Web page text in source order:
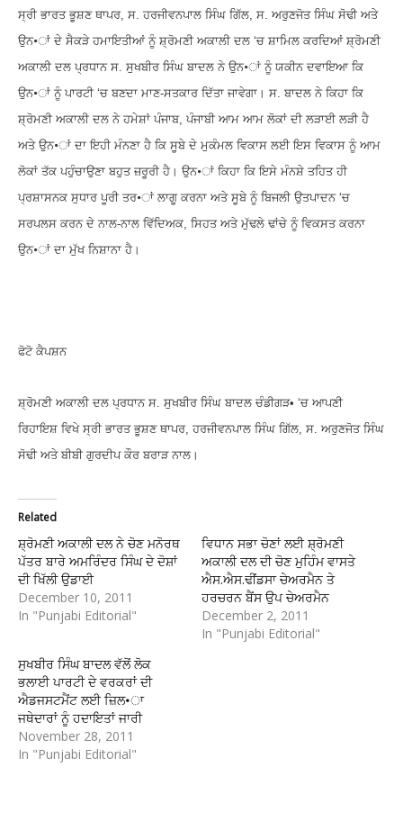
ਸ੍ਰੀ ਭਾਰਤ ਭੂਸ਼ਣ ਥਾਪਰ, ਸ. ਹਰਜੀਵਨਪਾਲ ਸਿੰਘ ਗਿੱਲ, ਸ. ਅਰੁਣਜੋਤ ਸਿੰਘ ਸੋਢੀ ਅਤੇ
ਉਨ•ਾਂ ਦੇ ਸੈਕੜੇ ਹਮਾਇਤੀਆਂ ਨੂੰ ਸ਼੍ਰੋਮਣੀ ਅਕਾਲੀ ਦਲ ‘ਚ ਸ਼ਾਮਿਲ ਕਰਦਿਆਂ ਸ਼੍ਰੋਮਣੀ
ਅਕਾਲੀ ਦਲ ਪ੍ਰਧਾਨ ਸ. ਸੁਖਬੀਰ ਸਿੰਘ ਬਾਦਲ ਨੇ ਉਨ•ਾਂ ਨੂੰ ਯਕੀਨ ਦਵਾਇਆ ਕਿ
ਉਨ•ਾਂ ਨੂੰ ਪਾਰਟੀ ‘ਚ ਬਣਦਾ ਮਾਣ-ਸਤਕਾਰ ਦਿੱਤਾ ਜਾਵੇਗਾ। ਸ. ਬਾਦਲ ਨੇ ਕਿਹਾ ਕਿ
ਸ਼੍ਰੋਮਣੀ ਅਕਾਲੀ ਦਲ ਨੇ ਹਮੇਸ਼ਾਂ ਪੰਜਾਬ, ਪੰਜਾਬੀ ਆਮ ਆਮ ਲੋਕਾਂ ਦੀ ਲੜਾਈ ਲੜੀ ਹੈ
ਅਤੇ ਉਨ•ਾਂ ਦਾ ਇਹੀ ਮੰਨਣਾ ਹੈ ਕਿ ਸੂਬੇ ਦੇ ਮੁਕੰਮਲ ਵਿਕਾਸ ਲਈ ਇਸ ਵਿਕਾਸ ਨੂੰ ਆਮ
ਲੋਕਾਂ ਤੱਕ ਪਹੁੰਚਾਉਣਾ ਬਹੁਤ ਜ਼ਰੂਰੀ ਹੈ। ਉਨ•ਾਂ ਕਿਹਾ ਕਿ ਇਸੇ ਮੰਨਸ਼ੇ ਤਹਿਤ ਹੀ
ਪ੍ਰਸ਼ਾਸਨਕ ਸੁਧਾਰ ਪੂਰੀ ਤਰ•ਾਂ ਲਾਗੂ ਕਰਨਾ ਅਤੇ ਸੂਬੇ ਨੂੰ ਬਿਜਲੀ ਉਤਪਾਦਨ ‘ਚ
ਸਰਪਲਸ ਕਰਨ ਦੇ ਨਾਲ-ਨਾਲ ਵਿੱਦਿਅਕ, ਸਿਹਤ ਅਤੇ ਮੁੱਢਲੇ ਢਾਂਚੇ ਨੂੰ ਵਿਕਸਤ ਕਰਨਾ
ਉਨ•ਾਂ ਦਾ ਮੁੱਖ ਨਿਸ਼ਾਨਾ ਹੈ।
ਫੋਟੋ ਕੈਪਸ਼ਨ
ਸ਼੍ਰੋਮਣੀ ਅਕਾਲੀ ਦਲ ਪ੍ਰਧਾਨ ਸ. ਸੁਖਬੀਰ ਸਿੰਘ ਬਾਦਲ ਚੰਡੀਗੜ• ‘ਚ ਆਪਣੀ
ਰਿਹਾਇਸ਼ ਵਿਖੇ ਸ੍ਰੀ ਭਾਰਤ ਭੂਸ਼ਣ ਥਾਪਰ, ਹਰਜੀਵਨਪਾਲ ਸਿੰਘ ਗਿੱਲ, ਸ. ਅਰੁਣਜੋਤ ਸਿੰਘ
ਸੋਢੀ ਅਤੇ ਬੀਬੀ ਗੁਰਦੀਪ ਕੌਰ ਬਰਾੜ ਨਾਲ।
Related
ਸ਼੍ਰੋਮਣੀ ਅਕਾਲੀ ਦਲ ਨੇ ਚੋਣ ਮਨੋਰਥ
ਪੱਤਰ ਬਾਰੇ ਅਮਰਿੰਦਰ ਸਿੰਘ ਦੇ ਦੋਸ਼ਾਂ
ਦੀ ਖਿੱਲੀ ਉਡਾਈ
December 10, 2011
In "Punjabi Editorial"
ਵਿਧਾਨ ਸਭਾ ਚੋਣਾਂ ਲਈ ਸ਼੍ਰੋਮਣੀ
ਅਕਾਲੀ ਦਲ ਦੀ ਚੋਣ ਮੁਹਿੰਮ ਵਾਸਤੇ
ਐਸ.ਐਸ.ਢੀਂਡਸਾ ਚੇਅਰਮੈਨ ਤੇ
ਹਰਚਰਨ ਬੈਂਸ ਉਪ ਚੇਅਰਮੈਨ
December 2, 2011
In "Punjabi Editorial"
ਸੁਖਬੀਰ ਸਿੰਘ ਬਾਦਲ ਵੱਲੋਂ ਲੋਕ
ਭਲਾਈ ਪਾਰਟੀ ਦੇ ਵਰਕਰਾਂ ਦੀ
ਐਡਜਸਟਮੈਂਟ ਲਈ ਜ਼ਿਲ•ਾ
ਜਥੇਦਾਰਾਂ ਨੂੰ ਹਦਾਇਤਾਂ ਜਾਰੀ
November 28, 2011
In "Punjabi Editorial"